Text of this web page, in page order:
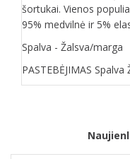
šortukai. Vienos
95% medvilnė ir 5%
Spalva - Žalsva/marga
PASTEBĖJIMAS Spalva